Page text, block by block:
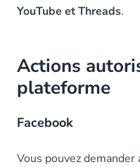
YouTube et Threads.
Actions
plateforme
Facebook
Vous pouvez